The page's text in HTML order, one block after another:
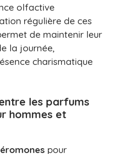
olfactive
régulière de ces
de maintenir leur
la journée,
charismatique
les parfums
hommes et
pour